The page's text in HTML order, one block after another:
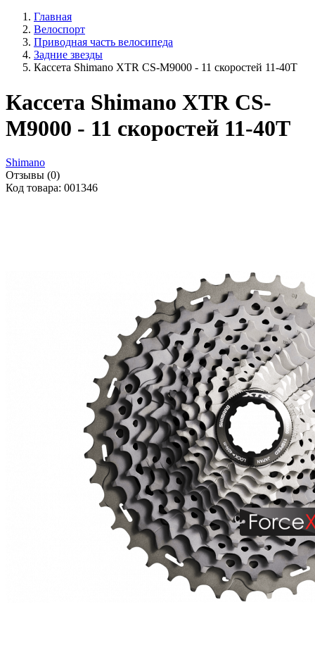
Главная
Велоспорт
Приводная часть велосипеда
Задние звезды
Кассета Shimano XTR CS-M9000 - 11 скоростей 11-40Т
Кассета Shimano XTR CS-
M9000 - 11 скоростей 11-40Т
Shimano
Отзывы (0)
Код товара: 001346